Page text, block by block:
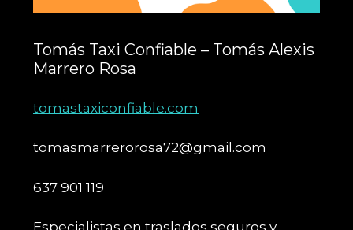
Tomás Taxi Confiable – Tomás Alexis
Marrero Rosa
tomastaxiconfiable.com
tomasmarrerorosa72@gmail.com
637 901 119
Especialistas en traslados seguros y